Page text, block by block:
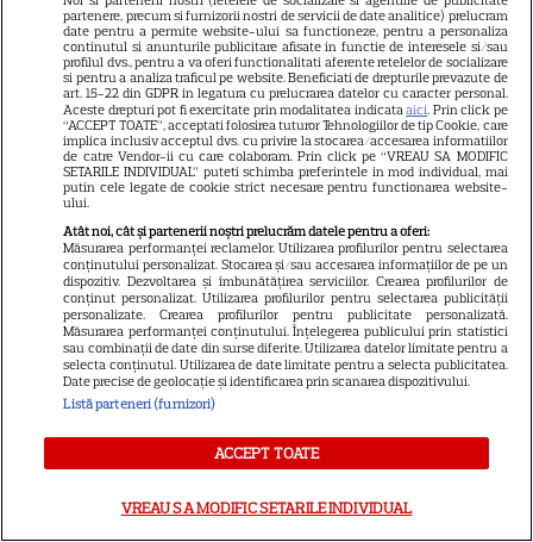
Ce vase de gătit îți trebuie
dacă te muți singur – ustensile
pe care trebuie să le ai în
bucătărie
ALTE ARTICOLE
INTERESANTE
partenere, precum si furnizorii nostri de servicii de date analitice) prelucram
date pentru a permite website-ului sa functioneze, pentru a personaliza
continutul si anunturile publicitare afisate in functie de interesele si/sau
profilul dvs., pentru a va oferi functionalitati aferente retelelor de socializare
si pentru a analiza traficul pe website. Beneficiati de drepturile prevazute de
art. 15-22 din GDPR in legatura cu prelucrarea datelor cu caracter personal.
Aceste drepturi pot fi exercitate prin modalitatea indicataaici. Prin click pe
“ACCEPT TOATE”, acceptati folosirea tuturor Tehnologiilor de tip Cookie, care
implica inclusiv acceptul dvs. cu privire la stocarea/accesarea informatiilor
de catre Vendor-ii cu care colaboram. Prin click pe “VREAU SA MODIFIC
SETARILE INDIVIDUAL” puteti schimba preferintele in mod individual, mai
putin cele legate de cookie strict necesare pentru functionarea website-
ului.
Atât noi, cât și partenerii noștri prelucrăm datele pentru a oferi:
Măsurarea performanței reclamelor. Utilizarea profilurilor pentru selectarea
conținutului personalizat. Stocarea și/sau accesarea informațiilor de pe un
dispozitiv. Dezvoltarea și îmbunătățirea serviciilor. Crearea profilurilor de
conținut personalizat. Utilizarea profilurilor pentru selectarea publicității
personalizate. Crearea profilurilor pentru publicitate personalizată.
Măsurarea performanței conținutului. Înțelegerea publicului prin statistici
sau combinații de date din surse diferite. Utilizarea datelor limitate pentru a
selecta conținutul. Utilizarea de date limitate pentru a selecta publicitatea.
Date precise de geolocație și identificarea prin scanarea dispozitivului.
Listă parteneri (furnizori)
ACCEPT TOATE
VREAU SA MODIFIC SETARILE INDIVIDUAL